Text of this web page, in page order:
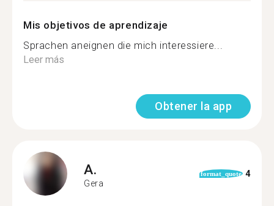
Mis objetivos de aprendizaje
Sprachen aneignen die mich interessiere...
Leer más
Obtener la app
A.
Gera
format_quote 4